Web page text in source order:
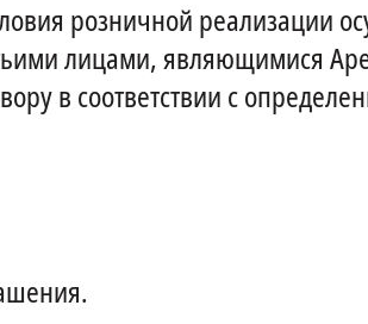
розничной реализации
лицами, являющимися
в соответствии с